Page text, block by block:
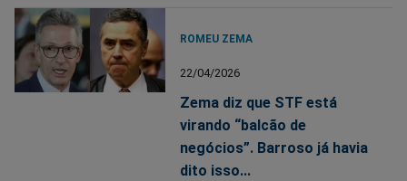
ROMEU ZEMA
22/04/2026
Zema diz que STF está
virando “balcão de
negócios”. Barroso já havia
dito isso...